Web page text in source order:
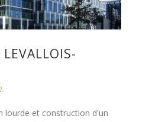
LEVALLOIS-
lourde et construction d'un